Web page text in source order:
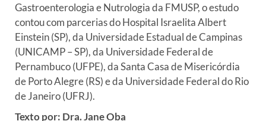
Gastroenterologia e Nutrologiada FMUSP, o estudo
contou com parcerias do Hospital Israelita Albert
Einstein (SP), da Universidade Estadual de Campinas
(UNICAMP – SP), da Universidade Federal de
Pernambuco (UFPE), da Santa Casa deMisericórdia
de Porto Alegre (RS) e da Universidade Federal do Rio
deJaneiro (UFRJ).
Texto por: Dra. Jane Oba